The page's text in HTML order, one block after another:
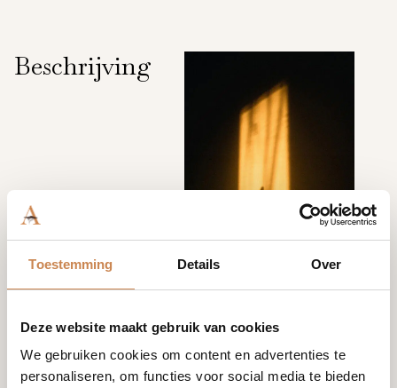
Toestemming Details Over
Deze website maakt gebruik van cookies
We gebruiken cookies om content en advertenties te
personaliseren, om functies voor social media te bieden
Beschrijving